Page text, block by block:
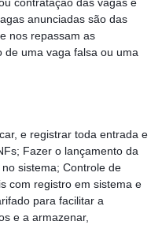
anunciadas são das
nos repassam as
de uma vaga falsa ou uma
e registrar toda entrada e
Fazer o lançamento da
sistema; Controle de
com registro em sistema e
para facilitar a
e a armazenar,